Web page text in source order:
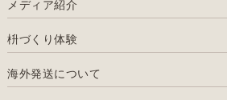
メディア紹介
枡づくり体験
海外発送について